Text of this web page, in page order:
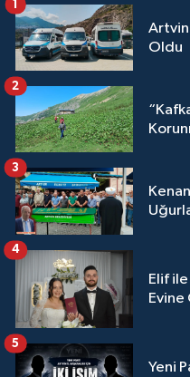
Oldu
1
2
3
Elif
Evine
4
Yeni
5